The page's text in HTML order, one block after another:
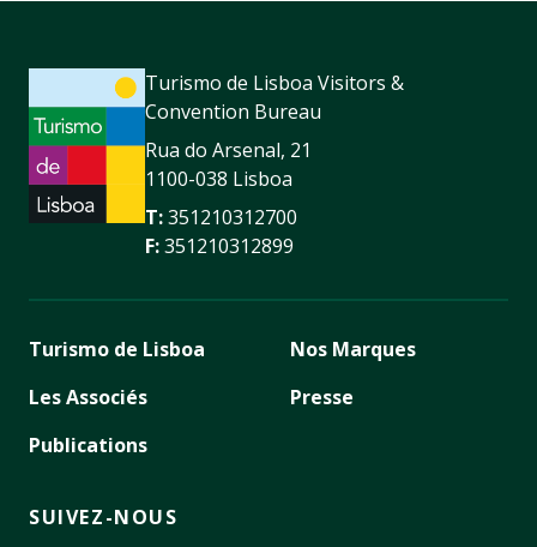
Turismo de Lisboa Visitors &
Convention Bureau
Rua do Arsenal, 21
1100-038 Lisboa
T:351210312700
F:351210312899
Turismo de Lisboa
Les Associés
Publications
Nos Marques
Presse
SUIVEZ-NOUS